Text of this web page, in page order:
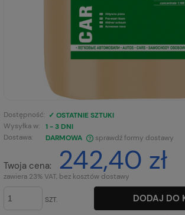
Dostępność: ✓ OSTATNIE SZTUKI
Wysyłka w:
1 - 3 DNI
Dostawa:
DARMOWA
CENA NIE ZAWIERA EWENTUALNYCH
sprawdź formy dostawy
Twoja cena: 242,40 zł
zawiera 23% VAT, bez kosztów dostawy
SZT.
DODAJ DO